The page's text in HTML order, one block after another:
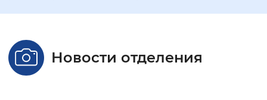
Стандартный Увеличенный
Новости отделения